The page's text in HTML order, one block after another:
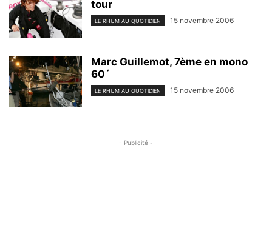
tour
LE RHUM AU QUOTIDIEN 15 novembre 2006
Marc Guillemot, 7ème en mono
60´
LE RHUM AU QUOTIDIEN 15 novembre 2006
- Publicité -